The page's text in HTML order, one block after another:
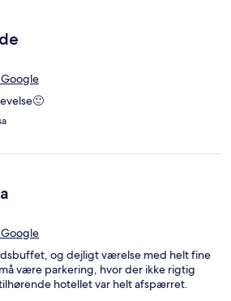
og dejligt værelse med helt fine
være parkering, hvor der ikke rigtig
hotellet var helt afspærret.